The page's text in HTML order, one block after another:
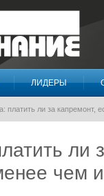
ЛИДЕРЫ
платить ли за капремонт,
ли
чем